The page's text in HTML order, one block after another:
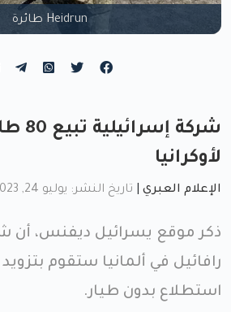
Heidrun طائرة
شركة
لأوكرانيا
الإعلام العبري تاريخ النشر: يوليو 24, 2023, 7:46 م
ذكر موقع يسرائيل ديفنس، أن
رافائيل في ألمانيا ستقوم بتزويد
استطلاع بدون طيار.